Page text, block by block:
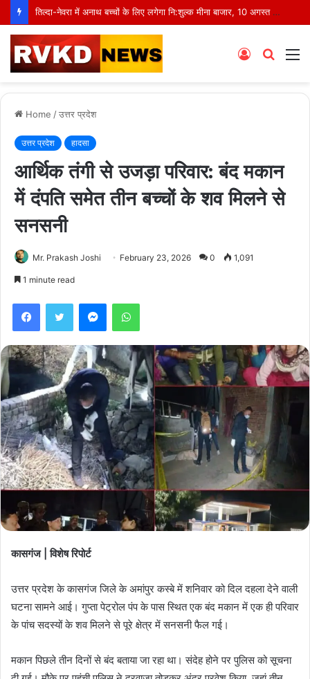
तिल्दा-नेवरा में अनाथ बच्चों के लिए लगेगा नि:शुल्क मीना बाजार, 10 अगस्त को मुस्कानों से सजेगी खास शाम
Search
Log
Home /उत्तर प्रदेश
उत्तर प्रदेश हादसा
आर्थिक तंगी से उजड़ा परिवार: बंद मकान
में दंपति समेत तीन बच्चों के शव मिलने से
सनसनी
Mr. Prakash Joshi February 23, 2026 0 1,091
1 minute read
FacebookTwitter MessengerWhatsApp
कासगंज | विशेष रिपोर्ट
उत्तर प्रदेश के कासगंज जिले के अमांपुर कस्बे में शनिवार को दिल दहला देने वाली
घटना सामने आई। गुप्ता पेट्रोल पंप के पास स्थित एक बंद मकान में एक ही परिवार
के पांच सदस्यों के शव मिलने से पूरे क्षेत्र में सनसनी फैल गई।
मकान पिछले तीन दिनों से बंद बताया जा रहा था। संदेह होने पर पुलिस को सूचना